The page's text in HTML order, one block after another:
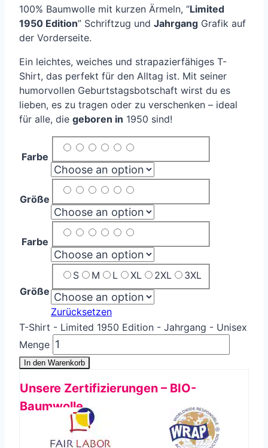
100% Baumwolle mit kurzen Ärmeln, “Limited
1950 Edition” Schriftzug und Jahrgang Grafik auf
der Vorderseite.
Ein leichtes, weiches und strapazierfähiges T-
Shirt, das perfekt für den Alltag ist. Mit seiner
humorvollen Geburtstagsbotschaft wirst du es
lieben, es zu tragen oder zu verschenken – ideal
für alle, die geboren in 1950 sind!
Farbe
Größe
Farbe
Größe
S M L XL 2XL 3XL
Zurücksetzen
T-Shirt - Limited 1950 Edition - Jahrgang - Unisex
Menge
In den Warenkorb
Unsere Zertifizierungen – BIO-
Baumwolle